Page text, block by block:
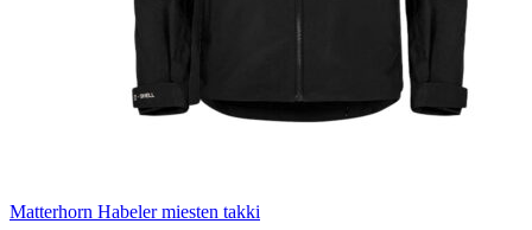
Matterhorn Habeler miesten takki